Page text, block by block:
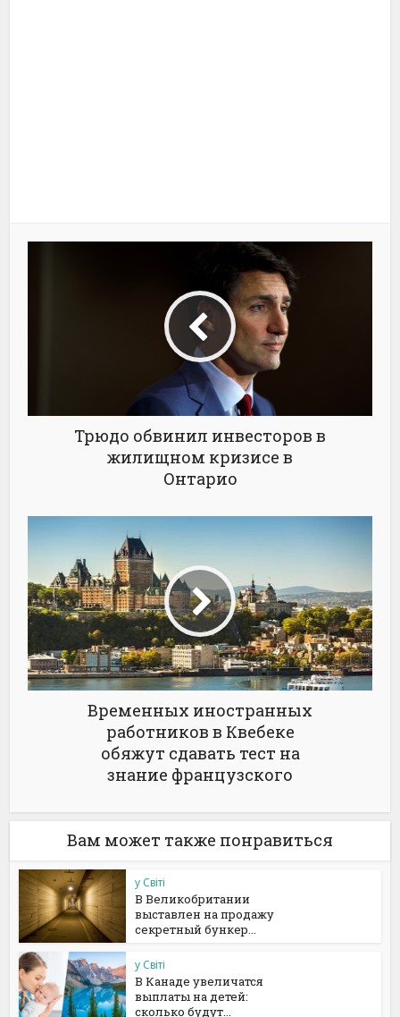
Трюдо обвинил инвесторов в
жилищном кризисе в
Онтарио
Временных иностранных
работников в Квебеке
обяжут сдавать тест на
знание французского
Вам может также понравиться
у Світі
В Великобритании
выставлен на продажу
секретный бункер...
у Світі
В Канаде увеличатся
выплаты на детей:
сколько будут...